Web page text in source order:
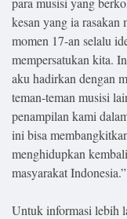
kesan yang ia
momen 17-an selalu
mempersatukan kita.
aku hadirkan dengan
teman-teman musisi
penampilan kami
ini bisa
menghidupkan
masyarakat Indonesia.”
Untuk informasi lebih